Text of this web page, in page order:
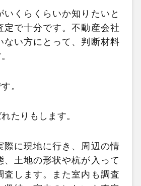
いくらくらいか知りたいと
定で十分です。不動産会社
ない方にとって、判断材料
。
たりもします。
際に現地に行き、周辺の情
、土地の形状や杭が入って
査します。また室内も調査